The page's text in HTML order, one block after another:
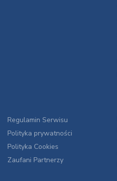
Regulamin Serwisu
Polityka prywatności
Polityka Cookies
Zaufani Partnerzy